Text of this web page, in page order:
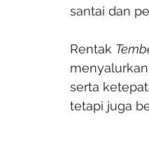
santai dan
Rentak
serta
tetapi juga